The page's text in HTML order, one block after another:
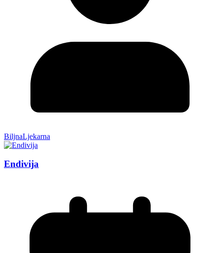
BiljnaLjekarna
Endivija